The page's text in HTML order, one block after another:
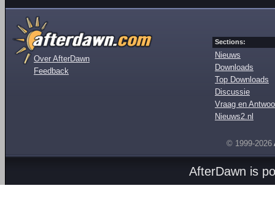
Over AfterDawn
Feedback
Sections:
Nieuws
Downloads
Top Downloads
Discussie
Vraag en
Nieuws2.nl
© 1999-2026
AfterDawn is